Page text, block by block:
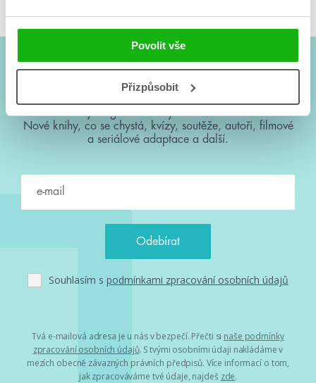
Povolit vše
Přizpůsobit
#HumbookNews
Nové knihy, co se chystá, kvízy, soutěže, autoři, filmové
a seriálové adaptace a další.
Souhlasím s podmínkami zpracování osobních údajů
Tvá e-mailová adresa je u nás v bezpečí. Přečti si naše podmínky
zpracování osobních údajů. S tvými osobními údaji nakládáme v
mezích obecně závazných právních předpisů. Více informací o tom,
jak zpracováváme tvé údaje, najdeš zde.